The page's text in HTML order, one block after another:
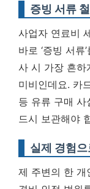
증빙 서류
사업자 연료비
바로 ‘증빙 서
사 시 가장 흔하
미비인데요. 카
등 유류 구매
드시 보관해야
실제 경험
제 주변의 한 개